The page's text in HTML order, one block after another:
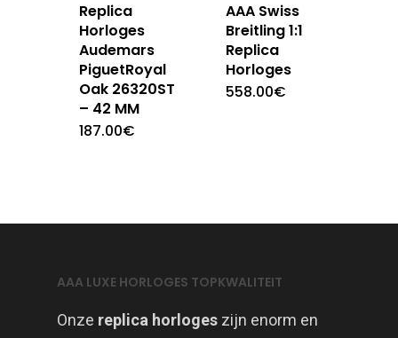
Replica
Horloges
Audemars
PiguetRoyal
Oak 26320ST
– 42 MM
187.00€
AAA Swiss
Breitling 1:1
Replica
Horloges
558.00€
AAA LUXE HORLOGES TOPKWALITEIT
Onze replica horloges zijn enorm en